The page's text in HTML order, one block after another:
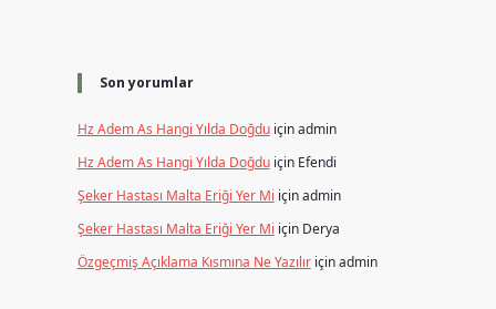
Son yorumlar
Hz Adem As Hangi Yılda Doğduiçinadmin
Hz Adem As Hangi Yılda Doğduiçin Efendi
Şeker Hastası Malta Eriği Yer Mi içinadmin
Şeker Hastası Malta Eriği Yer Mi için Derya
Özgeçmiş Açıklama Kısmına Ne Yazılıriçinadmin